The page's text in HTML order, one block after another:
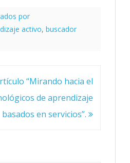
por
activo, buscador
“Mirando hacia el
de aprendizaje
basados en servicios”.